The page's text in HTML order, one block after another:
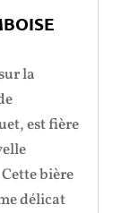
la
est fière
bière
délicat